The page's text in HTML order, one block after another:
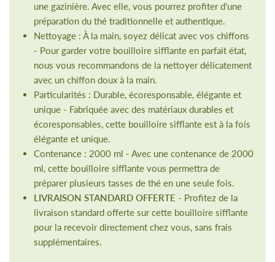
une gazinière. Avec elle, vous pourrez profiter d'une
préparation du thé traditionnelle et authentique.
Nettoyage : À la main, soyez délicat avec vos chiffons
- Pour garder votre bouilloire sifflante en parfait état,
nous vous recommandons de la nettoyer délicatement
avec un chiffon doux à la main.
Particularités : Durable, écoresponsable, élégante et
unique - Fabriquée avec des matériaux durables et
écoresponsables, cette bouilloire sifflante est à la fois
élégante et unique.
Contenance : 2000 ml - Avec une contenance de 2000
ml, cette bouilloire sifflante vous permettra de
préparer plusieurs tasses de thé en une seule fois.
LIVRAISON STANDARD OFFERTE - Profitez de la
livraison standard offerte sur cette bouilloire sifflante
pour la recevoir directement chez vous, sans frais
supplémentaires.